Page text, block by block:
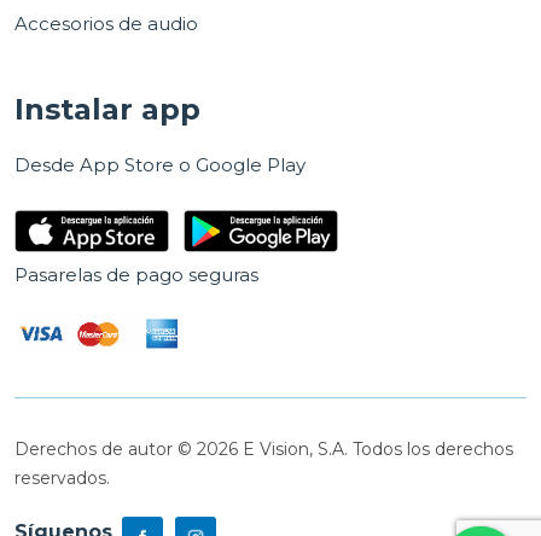
Accesorios de audio
Instalar app
Desde App Store o Google Play
Pasarelas de pago seguras
Derechos de autor © 2026 E Vision, S.A. Todos los derechos
reservados.